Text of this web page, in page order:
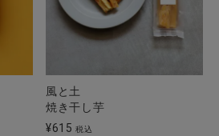
風と土
焼き干し芋
¥615 税込